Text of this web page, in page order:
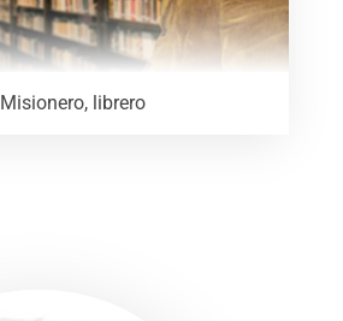
Misionero, librero